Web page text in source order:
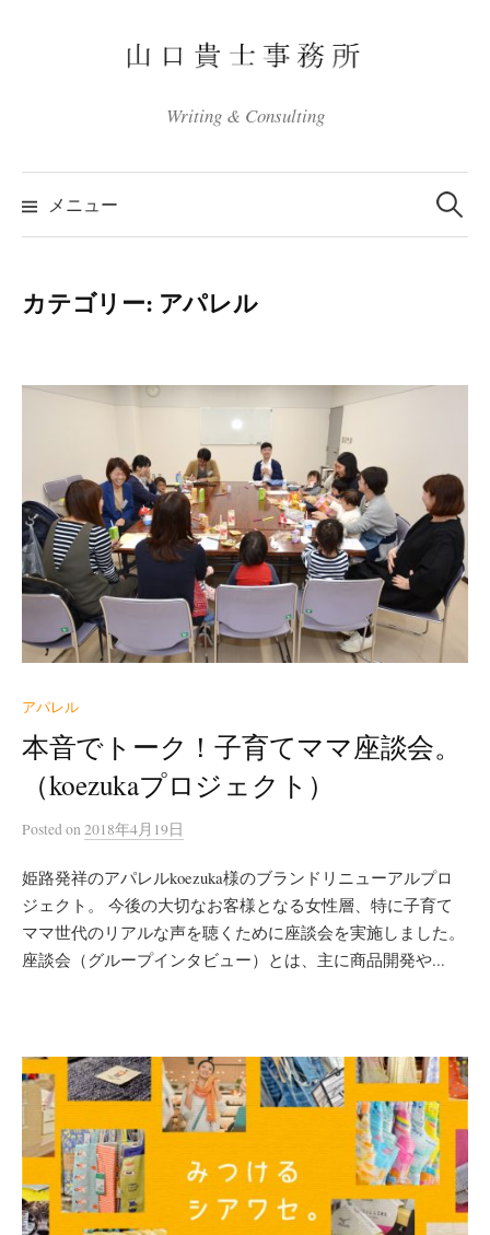
へ
ス
プ
Writing & Consulting
メニュー
検
索:
カテゴリー: アパレル
アパレル
本音でトーク！子育てママ座談会。
（koezukaプロジェクト）
Postedon 2018年4月19日
姫路発祥のアパレルkoezuka様のブランドリニューアルプロ
ジェクト。 今後の大切なお客様となる女性層、特に子育て
ママ世代のリアルな声を聴くために座談会を実施しました。
座談会（グループインタビュー）とは、主に商品開発や...